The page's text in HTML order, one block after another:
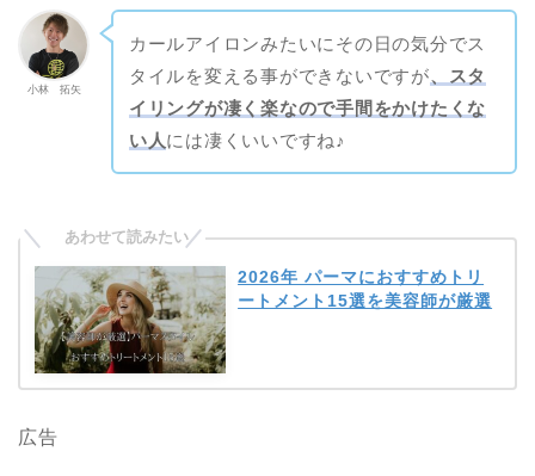
小林 拓矢
カールアイロンみたいにその日の気分でス
タイルを変える事ができないですが、スタ
イリングが凄く楽なので手間をかけたくな
い人には凄くいいですね♪
2026年 パーマにおすすめトリ
ートメント15選を美容師が厳選
広告